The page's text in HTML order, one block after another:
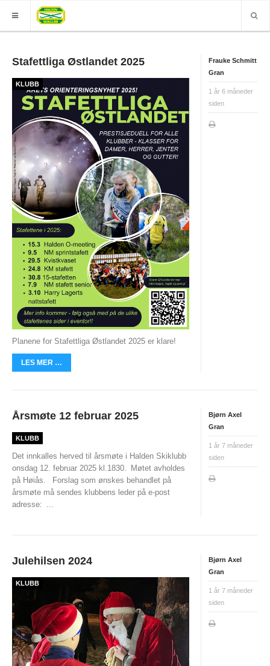
HJEM
GRUPPER
ELITE
Nyheter (World of O)
Nyheter
Sesongplan
Løpe for Halden SK?
Løpergruppe
Join Halden?
Støtteapparat
UFO (2.-10. KLASSE)
Nyheter
Presentasjon UFO
Ny på o-løp?
Grenserittet
Nyheter og informasjon
Påmeldingsskjema 2026/2027
SKI
Nyheter
Informasjon
Stafettliga Østlandet 2025
KLUBB
Planene for Stafettliga Østlandet 2025 er klare!
LES MER …
Frauke Schmitt
Gran
1 år 6 måneder
siden
Årsmøte 12 februar 2025
KLUBB
Det innkalles herved til årsmøte i Halden Skiklubb
onsdag 12. februar 2025 kl.1830.
Møtet avholdes
på Høiås.
Forslag som ønskes behandlet på
årsmøte må sendes klubbens leder på e-post
adresse: ...
Bjørn Axel
Gran
1 år 7 måneder
siden
Julehilsen 2024
KLUBB
Bjørn Axel
Gran
1 år 7 måneder
siden